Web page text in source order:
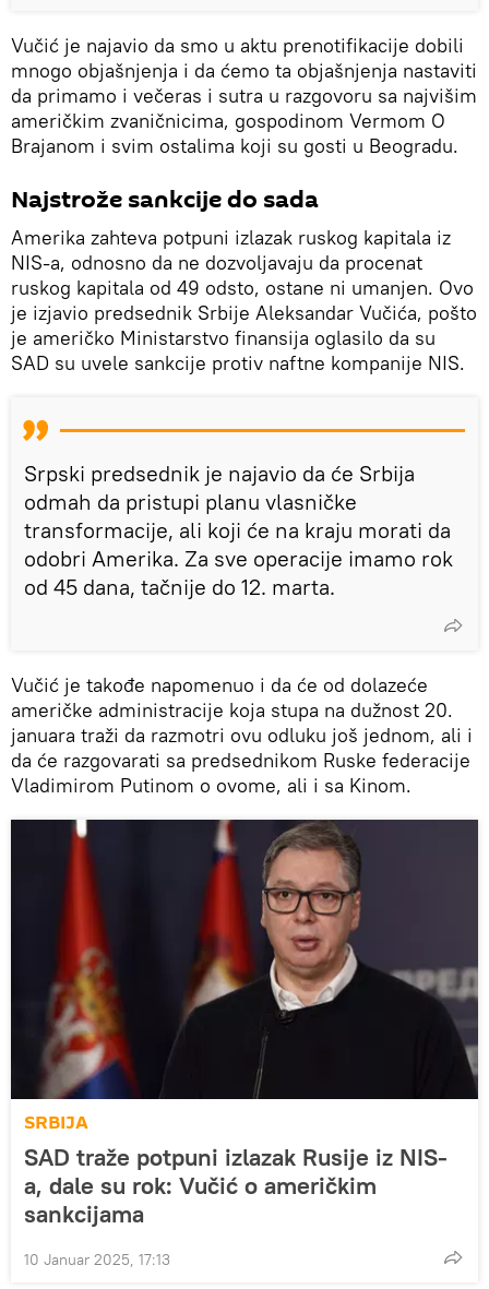
Vučić je najavio da smo u aktu prenotifikacije dobili
mnogo objašnjenja i da ćemo ta objašnjenja nastaviti
da primamo i večeras i sutra u razgovoru sa najvišim
američkim zvaničnicima, gospodinom Vermom O
Brajanom i svim ostalima koji su gosti u Beogradu.
Najstrože sankcije do sada
Amerika zahteva potpuni izlazak ruskog kapitala iz
NIS-a, odnosno da ne dozvoljavaju da procenat
ruskog kapitala od 49 odsto, ostane ni umanjen. Ovo
je izjavio predsednik Srbije Aleksandar Vučića, pošto
je američko Ministarstvo finansija oglasilo da su
SAD su uvele sankcije protiv naftne kompanije NIS.
Srpski predsednik je najavio da će Srbija
odmah da pristupi planu vlasničke
transformacije, ali koji će na kraju morati da
odobri Amerika. Za sve operacije imamo rok
od 45 dana, tačnije do 12. marta.
Vučić je takođe napomenuo i da će od dolazeće
američke administracije koja stupa na dužnost 20.
januara traži da razmotri ovu odluku još jednom, ali i
da će razgovarati sa predsednikom Ruske federacije
Vladimirom Putinom o ovome, ali i sa Kinom.
SRBIJA
SAD traže potpuni izlazak Rusije iz NIS-
a, dale su rok: Vučić o američkim
sankcijama
10 Januar 2025, 17:13